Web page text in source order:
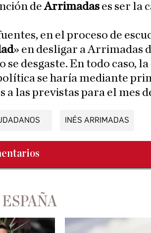
deArrimadas es ser la
en el proceso de
» en desligar a Arrimadas
se desgaste. En todo caso,
se haría mediante
a las previstas para el mes
INÉS ARRIMADAS